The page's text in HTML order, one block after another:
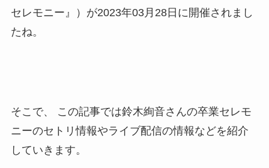
セレモニー』）が2023年03月28日に開催されまし
たね。
そこで、 この記事では鈴木絢音さんの卒業セレモ
ニーのセトリ情報やライブ配信の情報などを紹介
していきます。